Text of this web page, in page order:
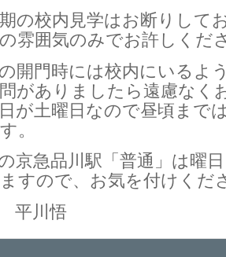
期の校内見学はお断りして
雰囲気のみでお許しくだ
開門時には校内にいるよ
がありましたら遠慮なく
が土曜日なので昼頃まで
。
京急品川駅「普通」は曜
すので、お気を付けくだ
平川悟